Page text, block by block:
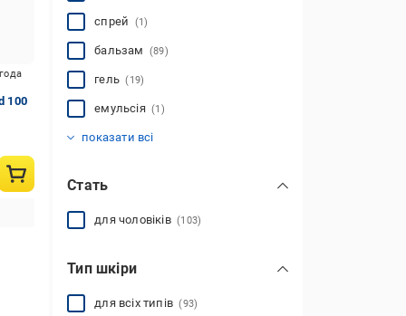
100
спрей (1)
бальзам (89)
гель(19)
емульсія(1)
показати всі
Стать
для чоловіків(103)
Тип шкіри
для всіх типів(93)